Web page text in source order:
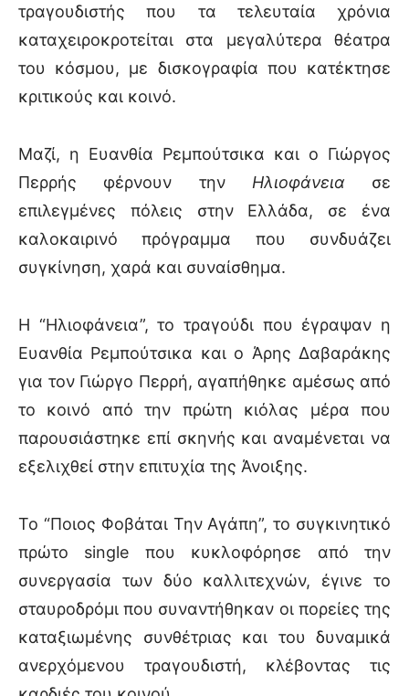
τραγουδιστής που τα τελευταία χρόνια
καταχειροκροτείται στα μεγαλύτερα θέατρα
του κόσμου, με δισκογραφία που κατέκτησε
κριτικούς και κοινό.
Μαζί, η Ευανθία Ρεμπούτσικα και ο Γιώργος
Περρής φέρνουν την Ηλιοφάνεια σε
επιλεγμένες πόλεις στην Ελλάδα, σε ένα
καλοκαιρινό πρόγραμμα που συνδυάζει
συγκίνηση, χαρά και συναίσθημα.
Η “Ηλιοφάνεια”, το τραγούδι που έγραψαν η
Ευανθία Ρεμπούτσικα και ο Άρης Δαβαράκης
για τον Γιώργο Περρή, αγαπήθηκε αμέσως από
το κοινό από την πρώτη κιόλας μέρα που
παρουσιάστηκε επί σκηνής και αναμένεται να
εξελιχθεί στην επιτυχία της Άνοιξης.
Το “Ποιος Φοβάται Την Αγάπη”, το συγκινητικό
πρώτο single που κυκλοφόρησε από την
συνεργασία των δύο καλλιτεχνών, έγινε το
σταυροδρόμι που συναντήθηκαν οι πορείες της
καταξιωμένης συνθέτριας και του δυναμικά
ανερχόμενου τραγουδιστή, κλέβοντας τις